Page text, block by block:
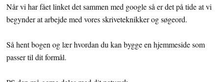
Når vi har fået linket det sammen med google så er det på tide at vi
begynder at arbejde med vores skriveteknikker og søgeord.
Så hent bogen og lær hvordan du kan bygge en hjemmeside som
passer til dit formål.